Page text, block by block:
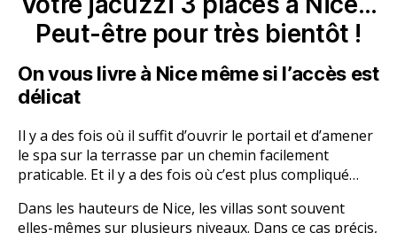
Peut-être pour très bientôt !
On vous livre à Nice même si l’accès est
délicat
Il y a des fois où il suffit d’ouvrir le portail et d’amener
le spa sur la terrasse par un chemin facilement
praticable. Et il y a des fois où c’est plus compliqué…
Dans les hauteurs de Nice, les villas sont souvent
elles-mêmes sur plusieurs niveaux. Dans ce cas précis,